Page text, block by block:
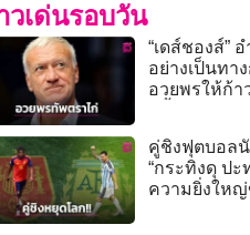
วเด่นรอบวัน
“เดส์ชองส์”
อย่างเป็นทา
อวยพรให้ก้า
คู่ชิงฟุตบอล
“กระทิงดุ ปะ
ความยิ่งใหญ่